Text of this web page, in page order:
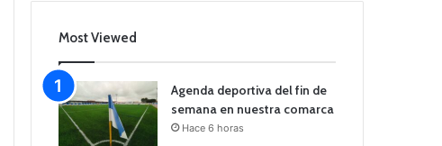
Most Viewed
Agenda deportiva del fin de
semana en nuestra comarca
Hace 6 horas